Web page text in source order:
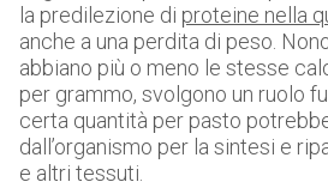
la predilezione di proteine nella
anche a una perdita di peso.
abbiano più o meno le stesse
per grammo, svolgono un ruolo
certa quantità per pasto
dall’organismo per la sintesi e
e altri tessuti.